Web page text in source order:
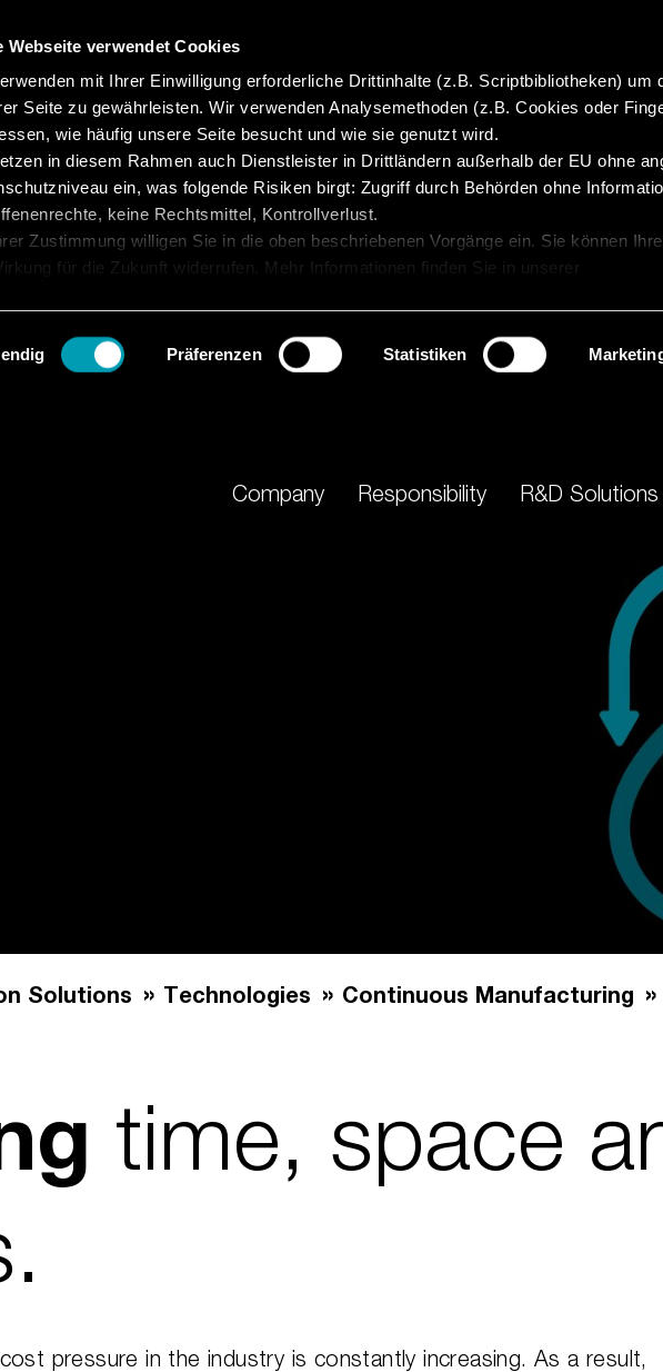
Webseite verwendet Cookies
mit Ihrer Einwilligung erforderliche Drittinhalte (z.B. Scriptbibliotheken) um
Seite zu gewährleisten. Wir verwenden Analysemethoden (z.B. Cookies oder
wie häufig unsere Seite besucht und wie sie genutzt wird.
in diesem Rahmen auch Dienstleister in Drittländern außerhalb der EU ohne
ein, was folgende Risiken birgt: Zugriff durch Behörden ohne
keine Rechtsmittel, Kontrollverlust.
Zustimmung willigen Sie in die oben beschriebenen Vorgänge ein. Sie können
für die Zukunft widerrufen. Mehr Informationen finden Sie in unserer
Präferenzen Statistiken
Company Responsibility R&D Solutions
Solutions Technologies Continuous Manufacturing
time, space
pressure in the industry is constantly increasing. As a result,